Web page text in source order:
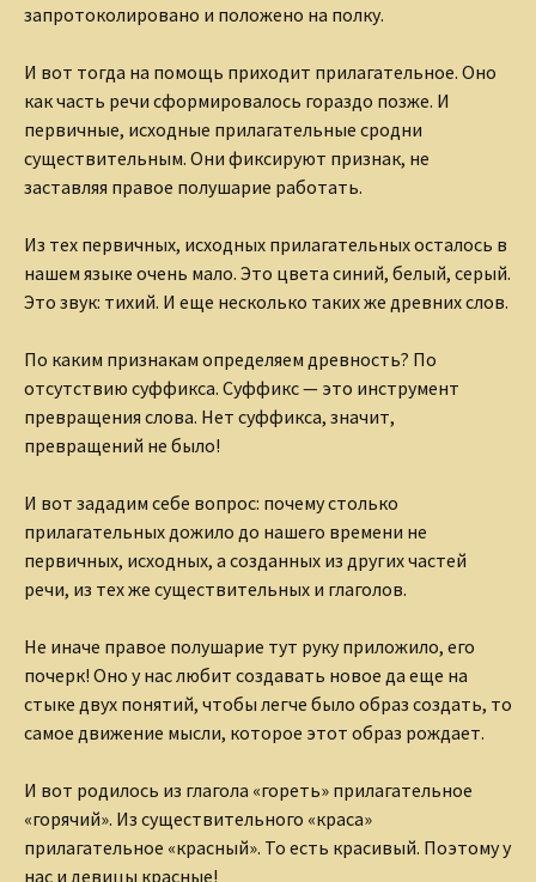
запротоколировано и положено на полку.
И вот тогда на помощь приходит прилагательное. Оно
как часть речи сформировалось гораздо позже. И
первичные, исходные прилагательные сродни
существительным. Они фиксируют признак, не
заставляя правое полушарие работать.
Из тех первичных, исходных прилагательных осталось в
нашем языке очень мало. Это цвета синий, белый, серый.
Это звук: тихий. И еще несколько таких же древних слов.
По каким признакам определяем древность? По
отсутствию суффикса. Суффикс — это инструмент
превращения слова. Нет суффикса, значит,
превращений не было!
И вот зададим себе вопрос: почему столько
прилагательных дожило до нашего времени не
первичных, исходных, а созданных из других частей
речи, из тех же существительных и глаголов.
Не иначе правое полушарие тут руку приложило, его
почерк! Оно у нас любит создавать новое да еще на
стыке двух понятий, чтобы легче было образ создать, то
самое движение мысли, которое этот образ рождает.
И вот родилось из глагола «гореть» прилагательное
«горячий». Из существительного «краса»
прилагательное «красный». То есть красивый. Поэтому у
нас и девицы красные!